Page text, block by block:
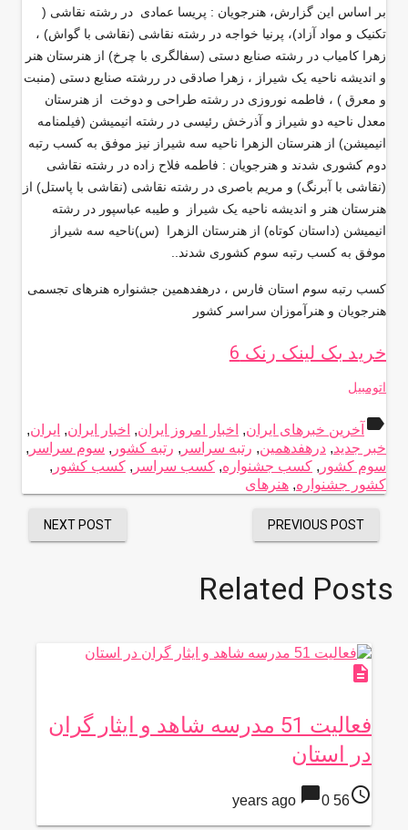
بر اساس اين گزارش، هنرجویان : پریسا عمادی در رشته نقاشی (
تکنیک و مواد آزاد)، پرنیا خواجه در رشته نقاشی (نقاشی با گواش) ،
زهرا کامیاب در رشته صنایع دستی (سفالگری با چرخ) از هنرستان هنر
و اندیشه ناحیه یک شیراز ، زهرا صادقی در ررشته صنایع دستی (منبت
و معرق ) ، فاطمه نوروزی در رشته طراحی و دوخت از هنرستان
معدل ناحیه دو شیراز و آذرخش رئیسی در رشته انیمیشن (فیلمنامه
انیمیشن) از هنرستان الزهرا ناحیه سه شیراز نیز موفق به کسب رتبه
دوم کشوری شدند و هنرجویان : فاطمه فلاح زاده در رشته نقاشی
(نقاشی با آبرنگ) و مریم باصری در رشته نقاشی (نقاشی با پاستل) از
هنرستان هنر و اندیشه ناحیه یک شیراز و طیبه عباسپور در رشته
انیمیشن (داستان کوتاه) از هنرستان الزهرا (س)ناحیه سه شیراز
موفق به کسب رتبه سوم کشوری شدند..
کسب رتبه سوم استان فارس ، درهفدهمین جشنواره هنرهای تجسمی
هنرجویان و هنرآموزان سراسر کشور
خرید بک لینک رنک 6
اتومبیل
label آخرین خبرهای ایران, اخبار امروز ایران, اخبار ایران, ایران,
خبر جدید, درهفدهمین, رتبه سراسر , رتبه کشور , سوم سراسر ,
سوم کشور , کسب جشنواره, کسب سراسر , کسب کشور ,
کشور جشنواره, هنرهای
PREVIOUS POST
NEXT POST
Related Posts
description
فعالیت 51 مدرسه شاهد و ایثار گران
در استان
access_time
56 years ago
chat_bubble0